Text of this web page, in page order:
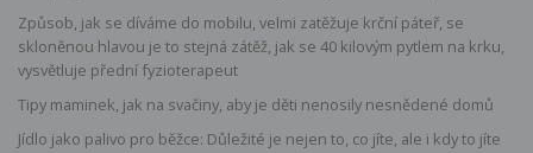
Způsob, jak se díváme do mobilu, velmi zatěžuje krční páteř, se
skloněnou hlavou je to stejná zátěž, jak se 40 kilovým pytlem na krku,
vysvětluje přední fyzioterapeut
Tipy maminek, jak na svačiny, aby je děti nenosily nesnědené domů
Jídlo jako palivo pro běžce: Důležité je nejen to, co jíte, ale i kdy to jíte